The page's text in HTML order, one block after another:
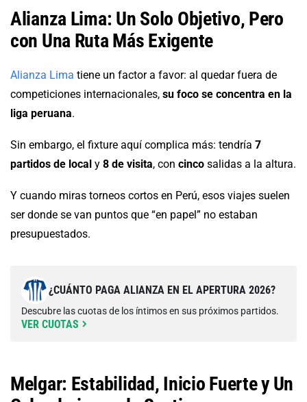
Alianza Lima: Un Solo Objetivo, Pero
con Una Ruta Más Exigente
Alianza Lima tiene un factor a favor: al quedar fuera de
competiciones internacionales, su foco se concentra en la
liga peruana.
Sin embargo, el fixture aquí complica más: tendría 7
partidos de local y 8 de visita, con cinco salidas a la altura.
Y cuando miras torneos cortos en Perú, esos viajes suelen
ser donde se van puntos que “en papel” no estaban
presupuestados.
¿CUÁNTO PAGA ALIANZA EN EL APERTURA 2026?
Descubre las cuotas de los íntimos en sus próximos partidos.
VER CUOTAS
Melgar: Estabilidad, Inicio Fuerte y Un